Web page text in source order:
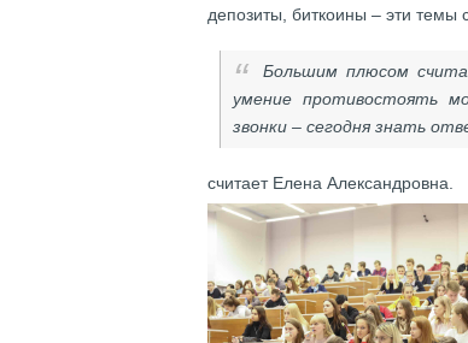
депозиты, биткоины – эти темы
Большим плюсом
умение противостоять
звонки – сегодня знать
считает Елена Александровна.